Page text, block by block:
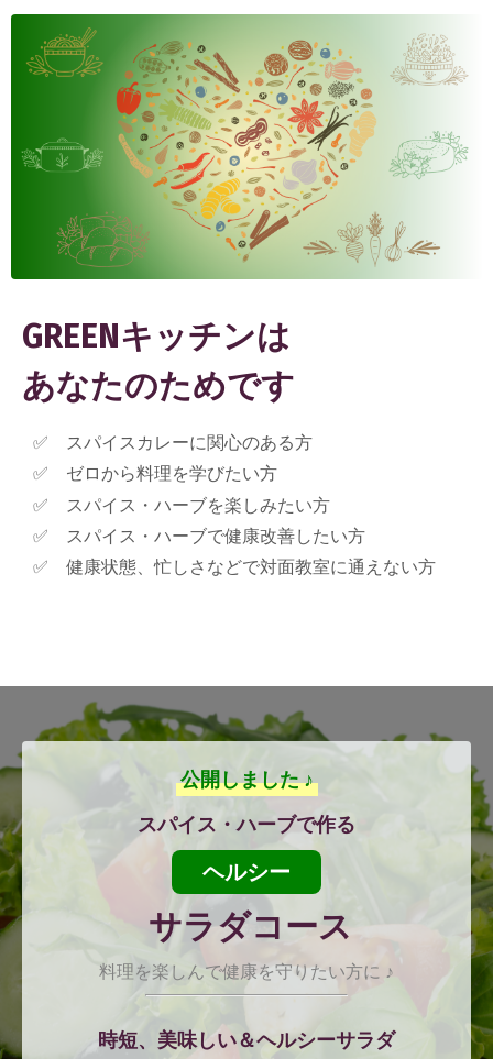
GREENキッチンは
あなたのためです
スパイスカレーに関心のある方
ゼロから料理を学びたい方
スパイス・ハーブを楽しみたい方
スパイス・ハーブで健康改善したい方
健康状態、忙しさなどで対面教室に通えない方
公開しました ♪
スパイス・ハーブで作る
ヘルシー
サラダコース
料理を楽しんで健康を守りたい方に ♪
時短、美味しい＆ヘルシーサラダ